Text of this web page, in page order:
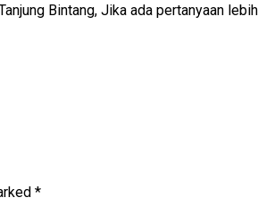
Bintang, Jika ada pertanyaan
*